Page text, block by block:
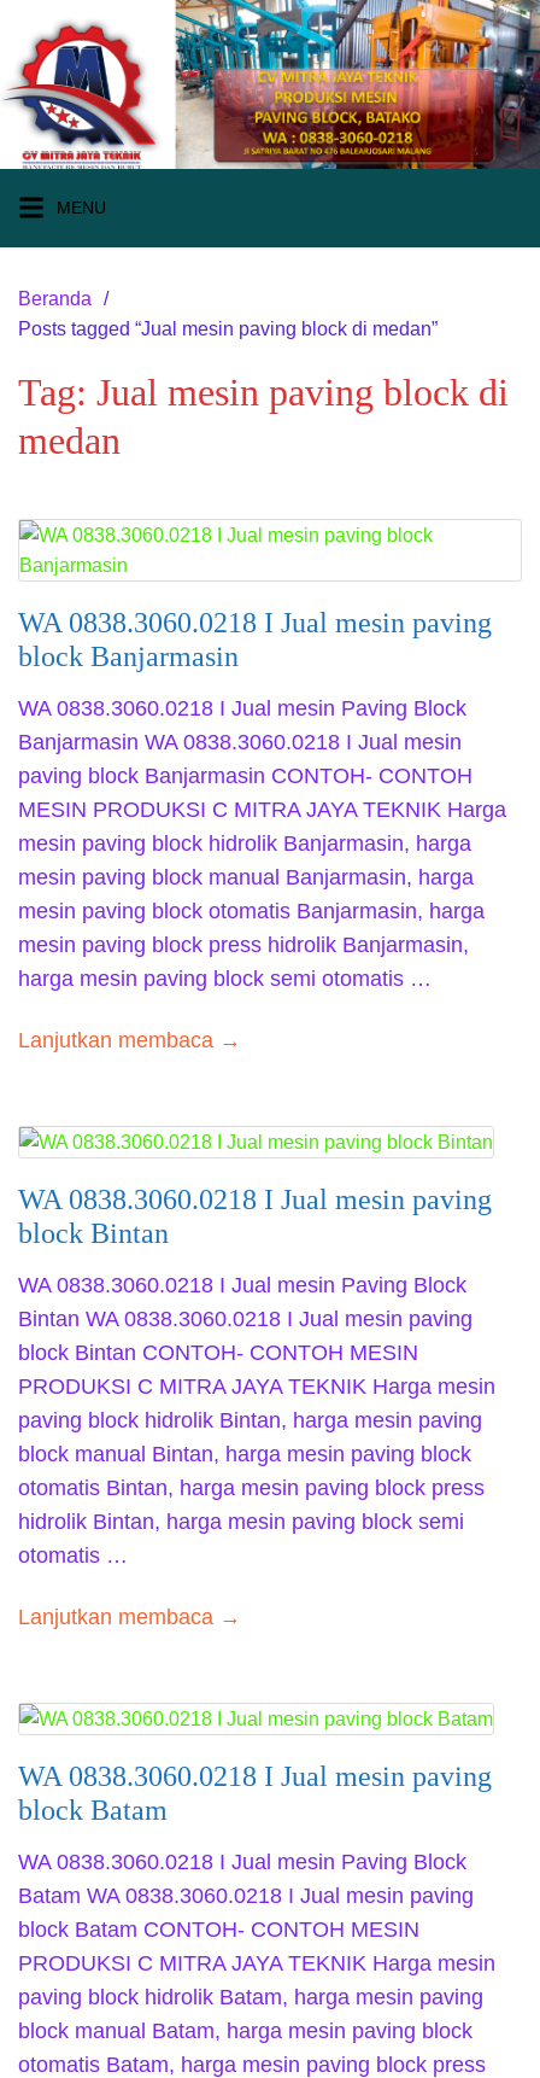
konten
MENU
Beranda
Posts tagged “Jual mesin paving block di medan”
Tag: Jual mesin paving block di
medan
WA 0838.3060.0218 I Jual mesin paving
block Banjarmasin
WA 0838.3060.0218 I Jual mesin Paving Block
Banjarmasin WA 0838.3060.0218 I Jual mesin
paving block Banjarmasin CONTOH- CONTOH
MESIN PRODUKSI C MITRA JAYA TEKNIK Harga
mesin paving block hidrolik Banjarmasin, harga
mesin paving block manual Banjarmasin, harga
mesin paving block otomatis Banjarmasin, harga
mesin paving block press hidrolik Banjarmasin,
harga mesin paving block semi otomatis …
Lanjutkan membaca →
WA 0838.3060.0218 I Jual mesin paving
block Bintan
WA 0838.3060.0218 I Jual mesin Paving Block
Bintan WA 0838.3060.0218 I Jual mesin paving
block Bintan CONTOH- CONTOH MESIN
PRODUKSI C MITRA JAYA TEKNIK Harga mesin
paving block hidrolik Bintan, harga mesin paving
block manual Bintan, harga mesin paving block
otomatis Bintan, harga mesin paving block press
hidrolik Bintan, harga mesin paving block semi
otomatis …
Lanjutkan membaca →
WA 0838.3060.0218 I Jual mesin paving
block Batam
WA 0838.3060.0218 I Jual mesin Paving Block
Batam WA 0838.3060.0218 I Jual mesin paving
block Batam CONTOH- CONTOH MESIN
PRODUKSI C MITRA JAYA TEKNIK Harga mesin
paving block hidrolik Batam, harga mesin paving
block manual Batam, harga mesin paving block
otomatis Batam, harga mesin paving block press